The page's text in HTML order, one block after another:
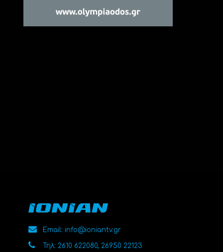
Email: info@ioniantv.gr
Τηλ: 2610 622080, 26950 22123